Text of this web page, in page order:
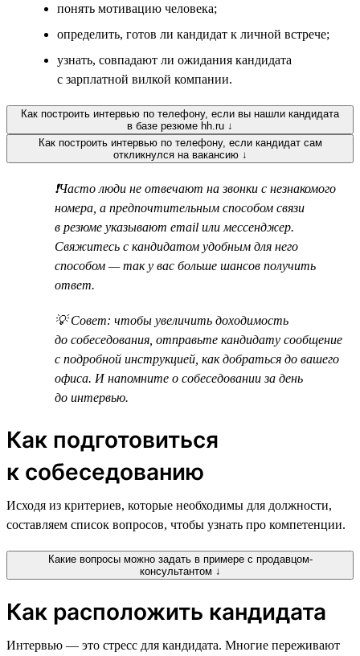
понять мотивацию человека;
определить, готов ли кандидат к личной встрече;
узнать, совпадают ли ожидания кандидата
с зарплатной вилкой компании.
Как построить интервью по телефону, если вы нашли кандидата
в базе резюме hh.ru ↓
Как построить интервью по телефону, если кандидат сам
откликнулся на вакансию ↓
❗Часто люди не отвечают на звонки с незнакомого
номера, а предпочтительным способом связи
в резюме указывают email или мессенджер.
Свяжитесь с кандидатом удобным для него
способом — так у вас больше шансов получить
ответ.
💡 Совет: чтобы увеличить доходимость
до собеседования, отправьте кандидату сообщение
с подробной инструкцией, как добраться до вашего
офиса. И напомните о собеседовании за день
до интервью.
Как подготовиться
к собеседованию
Исходя из критериев, которые необходимы для должности,
составляем список вопросов, чтобы узнать про компетенции.
Какие вопросы можно задать в примере с продавцом-
консультантом ↓
Как расположить кандидата
Интервью — это стресс для кандидата. Многие переживают